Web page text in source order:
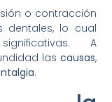
o contracción
dentales, lo cual
A
las causas,
.